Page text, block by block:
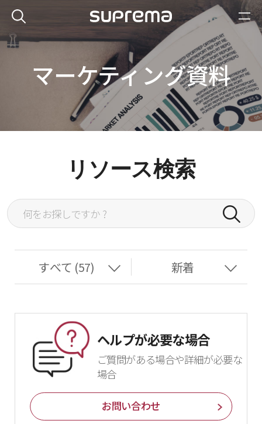
マーケティング資料
リソース検索
ヘルプが必要な場合
ご質問がある場合や詳細が必要な
場合
お問い合わせ